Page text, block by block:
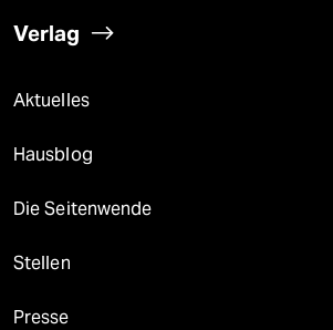
Verlag
Aktuelles
Hausblog
Die Seitenwende
Stellen
Presse